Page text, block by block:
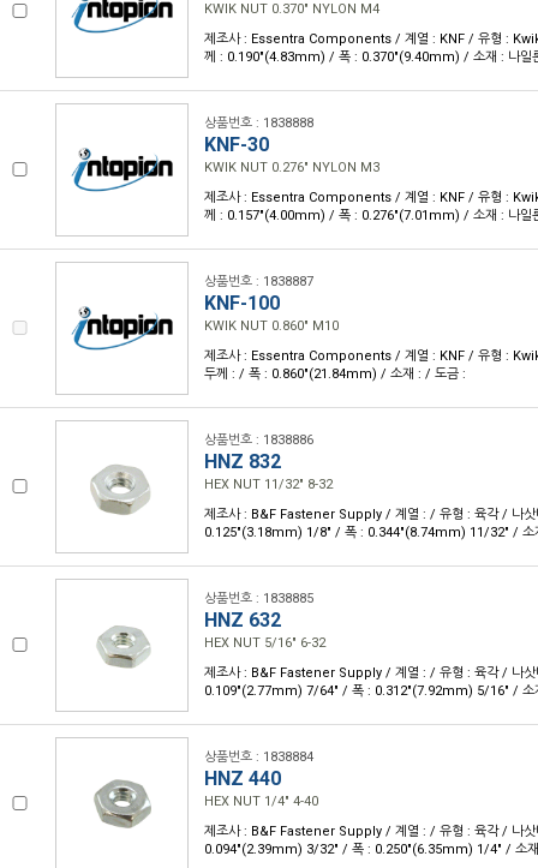
KWIK NUT 0.370" NYLON M4
제조사 : Essentra Components / 계열 : KNF / 유형 :
께 : 0.190"(4.83mm) / 폭 : 0.370"(9.40mm) / 소재 : 나일
상품번호 : 1838888
KNF-30
KWIK NUT 0.276" NYLON M3
제조사 : Essentra Components / 계열 : KNF / 유형 :
께 : 0.157"(4.00mm) / 폭 : 0.276"(7.01mm) / 소재 : 나일
상품번호 : 1838887
KNF-100
KWIK NUT 0.860" M10
제조사 : Essentra Components / 계열 : KNF / 유형 :
두께 : / 폭 : 0.860"(21.84mm) / 소재 : / 도금 :
상품번호 : 1838886
HNZ 832
HEX NUT 11/32" 8-32
제조사 : B&F Fastener Supply / 계열 : / 유형 : 육각 / 나
0.125"(3.18mm) 1/8" / 폭 : 0.344"(8.74mm) 11/32" / 소
상품번호 : 1838885
HNZ 632
HEX NUT 5/16" 6-32
제조사 : B&F Fastener Supply / 계열 : / 유형 : 육각 / 나
0.109"(2.77mm) 7/64" / 폭 : 0.312"(7.92mm) 5/16" / 소
상품번호 : 1838884
HNZ 440
HEX NUT 1/4" 4-40
제조사 : B&F Fastener Supply / 계열 : / 유형 : 육각 / 나
0.094"(2.39mm) 3/32" / 폭 : 0.250"(6.35mm) 1/4" / 소